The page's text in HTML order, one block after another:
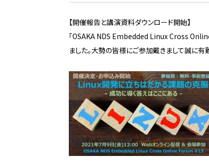
【開催報告と講演資料ダウンロード開始】
「OSAKA NDS Embedded Linux Cross
ました。大勢の皆様にご参加戴きまして誠に有